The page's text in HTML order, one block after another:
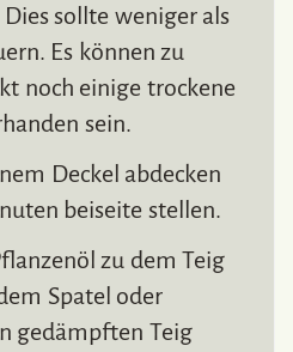
sollte weniger als
Es können zu
noch einige trockene
sein.
Deckel abdecken
beiseite stellen.
zu dem Teig
Spatel oder
gedämpften Teig